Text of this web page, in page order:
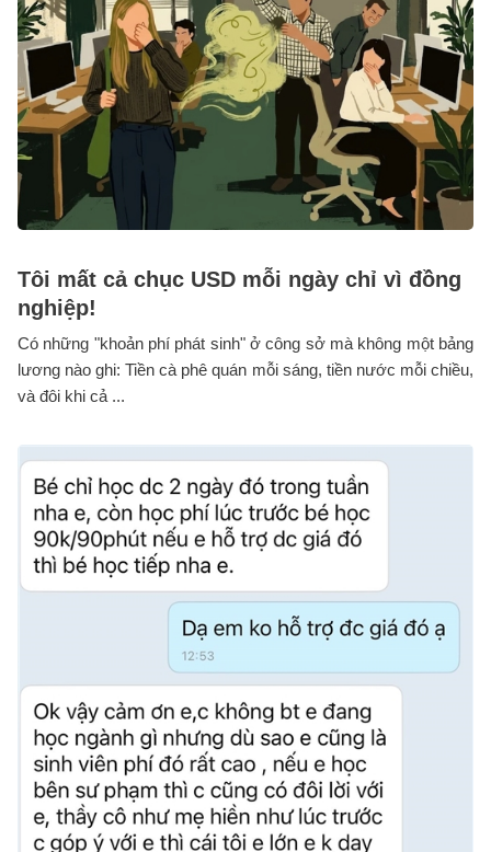
Tôi mất cả chục USD mỗi ngày chỉ vì đồng
nghiệp!
Có những "khoản phí phát sinh" ở công sở mà không một bảng
lương nào ghi: Tiền cà phê quán mỗi sáng, tiền nước mỗi chiều,
và đôi khi cả ...